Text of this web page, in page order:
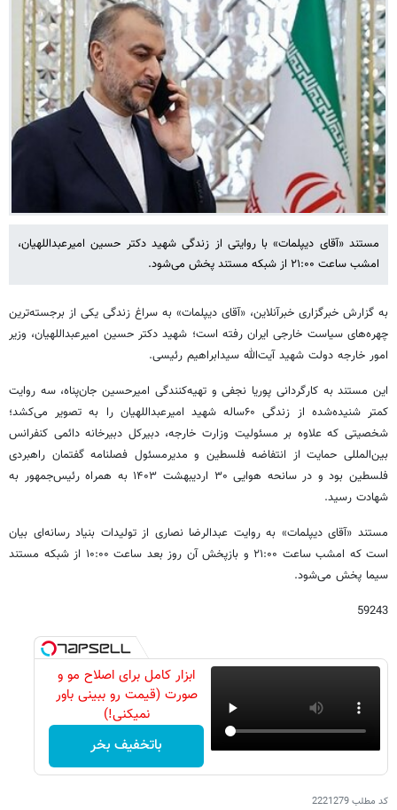
مستند «آقای دیپلمات» با روایتی از زندگی شهید دکتر حسین امیرعبداللهیان،
امشب ساعت ۲۱:۰۰ از شبکه مستند پخش می‌شود.
به گزارش خبرگزاری خبرآنلاین، «آقای دیپلمات» به سراغ زندگی یکی از برجسته‌ترین
چهره‌های سیاست خارجی ایران رفته است؛ شهید دکتر حسین امیرعبداللهیان، وزیر
امور خارجه دولت شهید آیت‌الله سیدابراهیم رئیسی.
این مستند به کارگردانی پوریا نجفی و تهیه‌کنندگی امیرحسین جان‌پناه، سه روایت
کمتر شنیده‌شده از زندگی ۶۰ساله شهید امیرعبداللهیان را به تصویر می‌کشد؛
شخصیتی که علاوه بر مسئولیت وزارت خارجه، دبیرکل دبیرخانه دائمی کنفرانس
بین‌المللی حمایت از انتفاضه فلسطین و مدیرمسئول فصلنامه گفتمان راهبردی
فلسطین بود و در سانحه هوایی ۳۰ اردیبهشت ۱۴۰۳ به همراه رئیس‌جمهور به
شهادت رسید.
مستند «آقای دیپلمات» به روایت عبدالرضا نصاری از تولیدات بنیاد رسانه‌ای بیان
است که امشب ساعت ۲۱:۰۰ و بازپخش آن روز بعد ساعت ۱۰:۰۰ از شبکه مستند
سیما پخش می‌شود.
59243
ابزار کامل برای اصلاح مو و
صورت (قیمت رو ببینی باور
نمیکنی!)
باتخفیف بخر
کد مطلب2221279